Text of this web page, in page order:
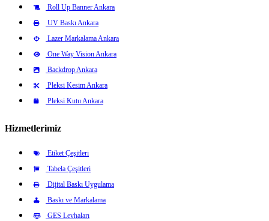
Roll Up Banner Ankara
UV Baskı Ankara
Lazer Markalama Ankara
One Way Vision Ankara
Backdrop Ankara
Pleksi Kesim Ankara
Pleksi Kutu Ankara
Hizmetlerimiz
Etiket Çeşitleri
Tabela Çeşitleri
Dijital Baskı Uygulama
Baskı ve Markalama
GES Levhaları